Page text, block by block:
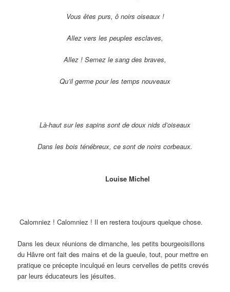
Vous êtes purs, ô noirs oiseaux !
Allez vers les peuples esclaves,
Allez ! Semez le sang des braves,
Qu’il germe pour les temps nouveaux
Là-haut sur les sapins sont de doux nids d’oiseaux
Dans les bois ténébreux, ce sont de noirs corbeaux.
Louise Michel
Calomniez ! Calomniez ! Il en restera toujours quelque chose.
Dans les deux réunions de dimanche, les petits bourgeoisillons
du Hâvre ont fait des mains et de la gueule, tout, pour mettre en
pratique ce précepte inculqué en leurs cervelles de petits crevés
par leurs éducateurs les jésuites.